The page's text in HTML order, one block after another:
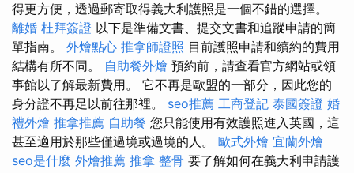
得更方便，透過郵寄取得義大利護照是一個不錯的選擇。
離婚 杜拜簽證 以下是準備文書、提交文書和追蹤申請的簡
單指南。 外燴點心 推拿師證照 目前護照申請和續約的費用
結構有所不同。 自助餐外燴 預約前，請查看官方網站或領
事館以了解最新費用。 它不再是歐盟的一部分，因此您的
身分證不再足以前往那裡。 seo推薦 工商登記 泰國簽證 婚
禮外燴 推拿推薦 自助餐 您只能使用有效護照進入英國，這
甚至適用於那些僅過境或過境的人。 歐式外燴 宜蘭外燴
seo是什麼 外燴推薦 推拿 整骨 要了解如何在義大利申請護